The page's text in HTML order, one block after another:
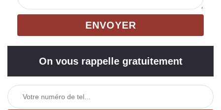
On vous rappelle gratuitement